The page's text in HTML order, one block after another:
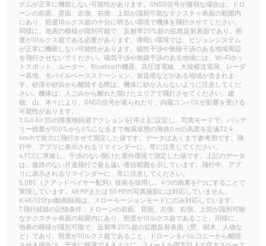
テムが正常に機能しない可能性があります。GNSS信号が微弱な場合は、ドロ
ーンの前面、背面、左側、右側、上部が識別可能なテクスチャ表面の範囲内
にあり、照度10ルクス超の十分に明るい環境で機体を飛行させてください。
同様に、地表の模様が識別可能で、反射率20%超の拡散反射表面であり、照
度が10ルクス超である必要があります。薄暗い環境では、ビジョンシステム
が正常に機能しない可能性があります。磁性干渉や無線干渉のある地域周辺
を飛行させないでください。磁気干渉や無線干渉のある地域には、Wi-Fiホッ
トスポット、ルーター、Bluetooth機器、高圧送電線、大規模送電局、レーダ
ー基地、モバイルベースステーション、放送塔などがある地域が含まれま
す。砂漠や砂浜から離陸する際は、機体に砂が入らないように注意してくだ
さい。機体は、人ごみから離れた開けたエリアで飛行させてください。建
物、山、木々により、GNSS信号が遮られたり、内蔵コンパスが影響を受ける
可能性があります。
3.DJI Air 3Sの障害物回避アクションを[停止]に設定し、写真モードで、バッテ
リー残量が100%から0%になるまで無風状態の海抜0 mの高度を定速32.4
km/hで前方に飛行させて測定した値です。データはあくまで参考用です。飛
行中、アプリに表示されるリマインダーに、常に注意してください。
4.FCCに準拠し、干渉のない開けた屋外環境で測定した値です。上記のデータ
は、復路のない片道飛行で最も遠い通信範囲を示しています。飛行中、アプ
リに表示されるリマインダーに、常に注意してください。
5.QBC（クアッドベイヤー配列）技術を採用し、4つの画素を1つにすることで
実現しています。48 MPまたは 50 MPの写真撮影には対応していません。
6.4K/120fps動画録画は、スローモーションモードにのみ対応しています。
7.飛行経路の記憶条件：ドローンの前面、背面、左側、右側、上部が識別可能
なテクスチャ表面の範囲内にあり、照度が10ルクス超であること。同様に、
地表の模様が識別可能で、反射率20%超の拡散反射表面（壁、樹木、人物な
ど）であり、照度が10ルクス超であること。ドローンをバルコニーから離陸
させる場合は、安全に帰還できるように、2メートル四方以上の空きスペース